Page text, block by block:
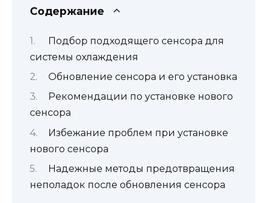
Содержание
Подбор подходящего сенсора для
системы охлаждения
Обновление сенсора и его установка
Рекомендации по установке нового
сенсора
Избежание проблем при установке
нового сенсора
Надежные методы предотвращения
неполадок после обновления сенсора